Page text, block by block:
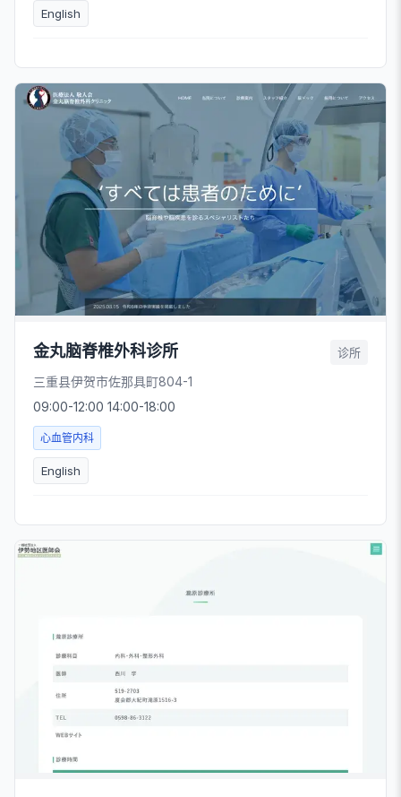
English
金丸脑脊椎外科诊所 诊所
三重县伊贺市佐那具町804-1
09:00-12:00 14:00-18:00
心血管内科
English